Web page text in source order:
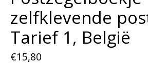
zelfklevende
Tarief 1, België
€15,80